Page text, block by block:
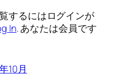
するにはログインが
In. あなたは会員です
10月